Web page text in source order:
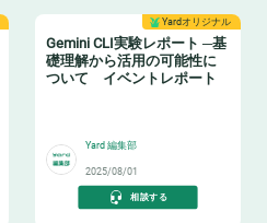
Yardオリジナル
Gemini CLI実験レポート ─基
礎理解から活用の可能性に
ついて イベントレポート
Yard 編集部
2025/08/01
相談する